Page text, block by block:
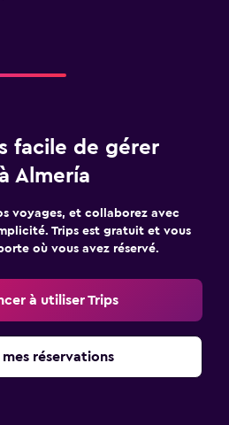
facile de gérer
Almería
voyages, et collaborez avec
Trips est gratuit et vous
où vous avez réservé.
à utiliser Trips
réservations